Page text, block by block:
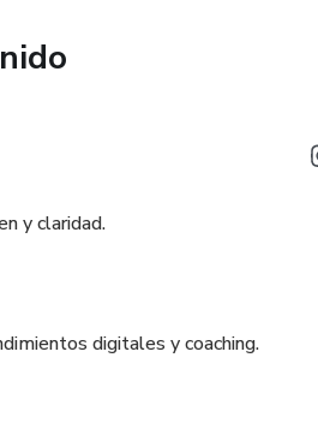
y claridad.
digitales y coaching.